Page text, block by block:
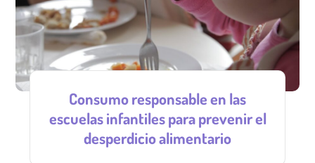
Consumo responsable en las
escuelas infantiles para prevenir el
desperdicio alimentario